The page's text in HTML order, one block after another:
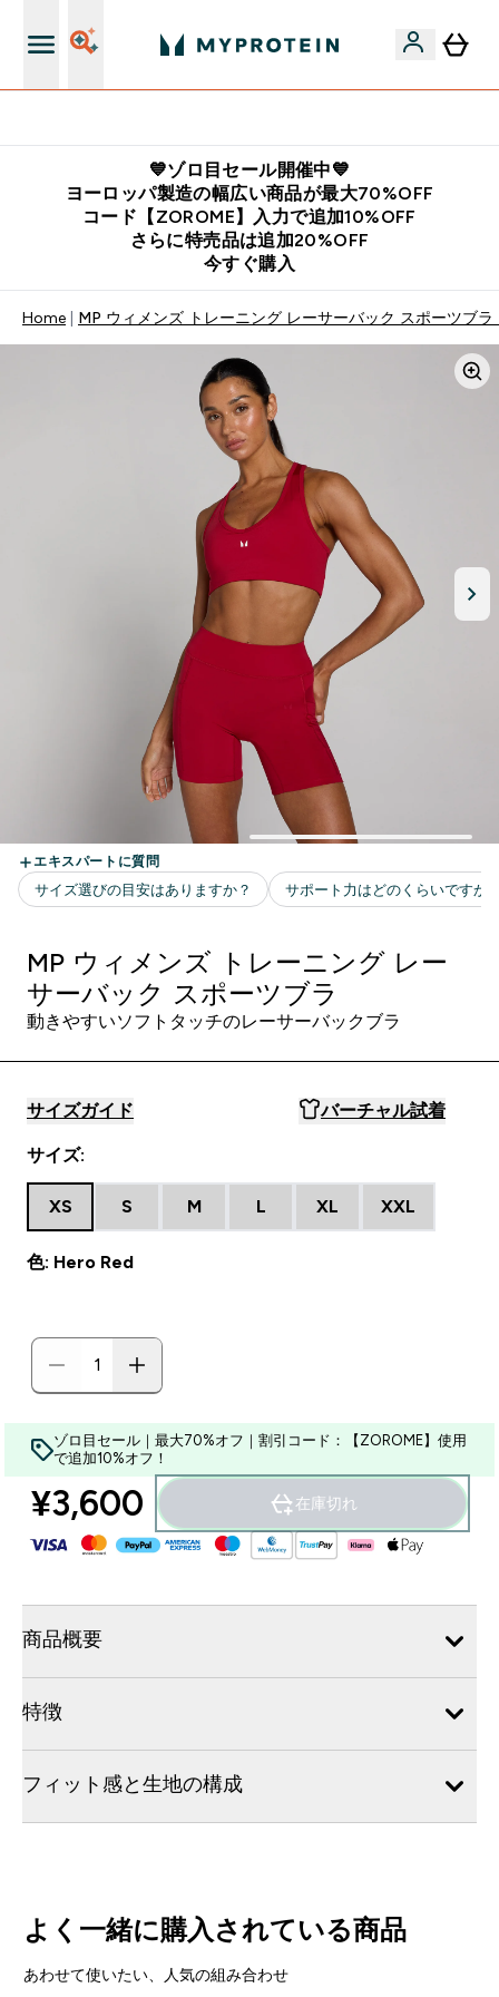
💙ゾロ目セール開催中💙
ヨーロッパ製造の幅広い商品が最大70%OFF
コード【ZOROME】入力で追加10%OFF
さらに特売品は追加20%OFF
今すぐ購入
Home MP ウィメンズ トレーニング レーサーバック スポーツブラ
MP ウィメンズ トレーニング レー
サーバック スポーツブラ
動きやすいソフトタッチのレーサーバックブラ
サイズガイド バーチャル試着
サイズ:
XS S M L XL XXL
色: Hero Red
ゾロ目セール｜最大70%オフ｜割引コード：【ZOROME】使用
で追加10%オフ！
¥3,600‎ 在庫切れ
商品概要
特徴
フィット感と生地の構成
よく一緒に購入されている商品
あわせて使いたい、人気の組み合わせ